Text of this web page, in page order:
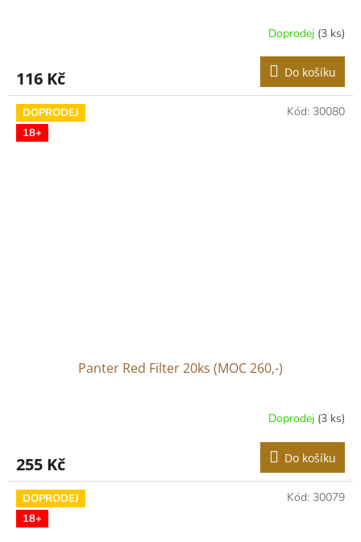
Doprodej (3 ks)
116 Kč Do košíku
DOPRODEJ
18+
Panter Red Filter 20ks (MOC 260,-)
Doprodej (3 ks)
255 Kč Do košíku
Kód: 30080
DOPRODEJ
18+
Kód: 30079